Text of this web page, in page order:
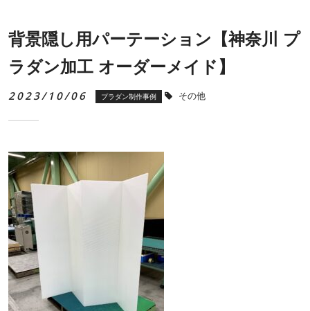
背景隠し用パーテーション【神奈川 プ
ラダン加工 オーダーメイド】
2023/10/06 プラダン制作事例 その他